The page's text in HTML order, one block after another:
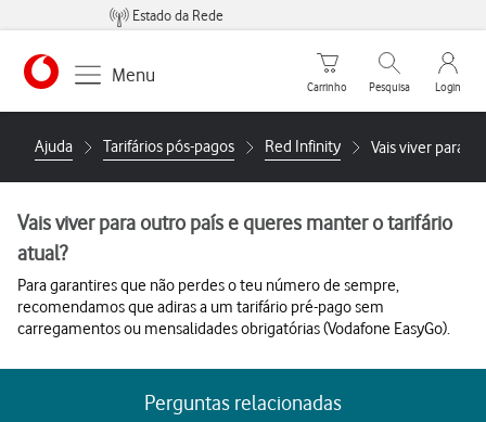
Estado da Rede
https://www.vodafone.pt
Menu
Carrinho de compras
Carrinho
Pesquisar
Pesquisa
My
Login
Ajuda Tarifários pós-pagos Red Infinity Vais viver para
Vais viver para outro país e queres manter o tarifário
atual?
Para garantires que não perdes o teu número de sempre,
recomendamos que adiras a um tarifário pré-pago sem
carregamentos ou mensalidades obrigatórias (Vodafone EasyGo).
Perguntas relacionadas